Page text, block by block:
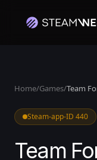
Home/Games/Team
Steam-app-ID 440
Team